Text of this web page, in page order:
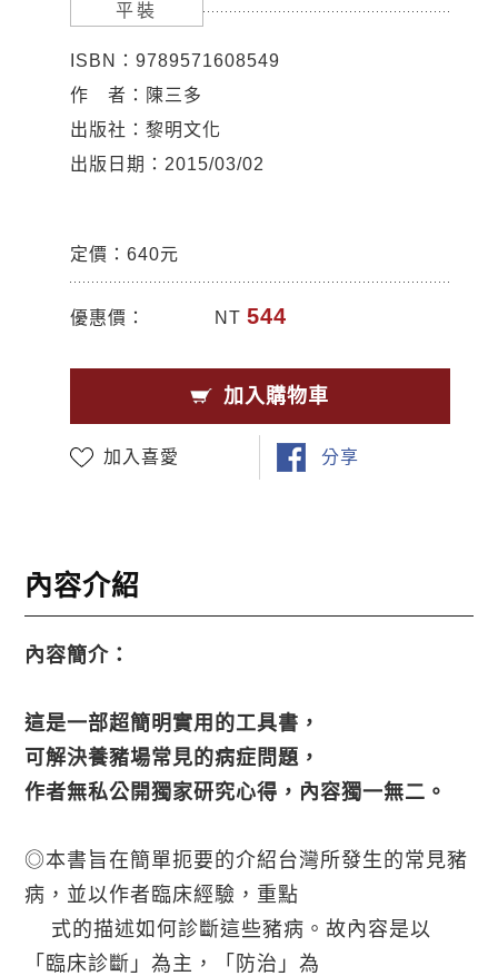
平裝
ISBN：9789571608549
作 者：陳三多
出版社：黎明文化
出版日期：2015/03/02
定價：640元
優惠價： NT 544
加入購物車
加入喜愛 分享
內容介紹
內容簡介：
這是一部超簡明實用的工具書，
可解決養豬場常見的病症問題，
作者無私公開獨家研究心得，內容獨一無二。
◎本書旨在簡單扼要的介紹台灣所發生的常見豬
病，並以作者臨床經驗，重點
式的描述如何診斷這些豬病。故內容是以
「臨床診斷」為主，「防治」為